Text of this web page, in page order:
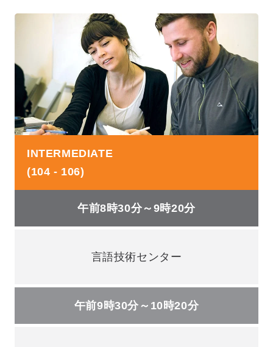
INTERMEDIATE
(104 - 106)
午前8時30分～9時20分
言語技術センター
午前9時30分～10時20分